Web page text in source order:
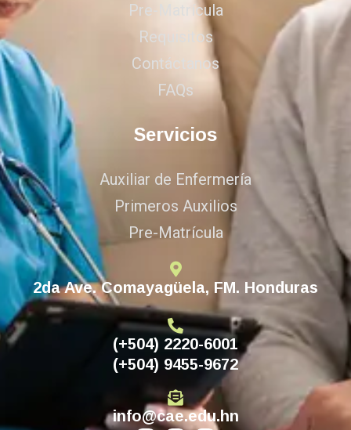
Pre-Matrícula
Requisitos
Contáctanos
FAQs
Servicios
Auxiliar de Enfermería
Primeros Auxilios
Pre-Matrícula
2da Ave. Comayagüela, FM. Honduras
(+504) 2220-6001
(+504) 9455-9672
info@cae.edu.hn